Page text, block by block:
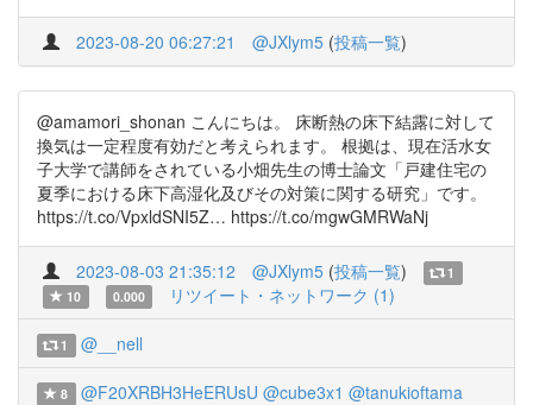
2023-08-20 06:27:21 @JXlym5 (投稿一覧)
@amamori_shonan こんにちは。 床断熱の床下結露に対して
換気は一定程度有効だと考えられます。 根拠は、現在活水女
子大学で講師をされている小畑先生の博士論文「戸建住宅の
夏季における床下高湿化及びその対策に関する研究」です。
https://t.co/VpxldSNI5Z… https://t.co/mgwGMRWaNj
2023-08-03 21:35:12 @JXlym5 (投稿一覧)
1
10
0.000 リツイート・ネットワーク (1)
1 @__nell
8 @F20XRBH3HeERUsU @cube3x1 @tanukioftama